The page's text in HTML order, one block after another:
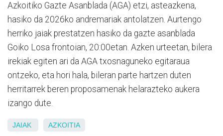
Azkoitiko Gazte Asanblada (AGA) etzi, asteazkena,
hasiko da 2026ko andremariak antolatzen. Aurtengo
herriko jaiak prestatzen hasiko da gazte asanblada
Goiko Losa frontoian, 20:00etan. Azken urteetan, bilera
irekiak egiten ari da AGA txosnaguneko egitaraua
ontzeko, eta hori hala, bileran parte hartzen duten
herritarrek beren proposamenak helarazteko aukera
izango dute.
JAIAK AZKOITIA